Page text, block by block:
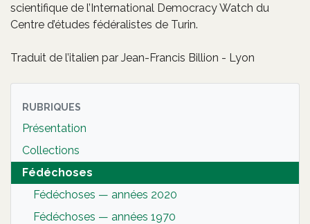
scientifique de l’International Democracy Watch du
Centre d’études fédéralistes de Turin.
Traduit de l’italien par Jean-Francis Billion - Lyon
RUBRIQUES
Présentation
Collections
Fédéchoses
Fédéchoses — années 2020
Fédéchoses — années 1970